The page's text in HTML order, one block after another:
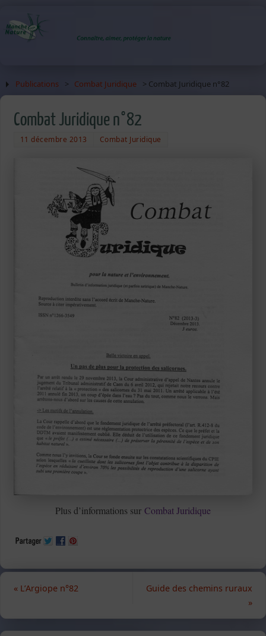
Publications > Combat Juridique > Combat Juridique n°82
Combat Juridique n°82
11 décembre 2013 Combat Juridique
Plus d’informations sur Combat Juridique
«L’Argiope n°82
Guide des chemins ruraux
»